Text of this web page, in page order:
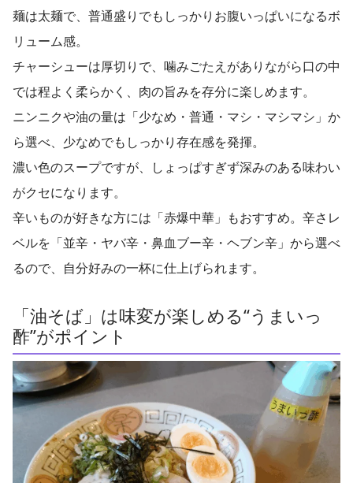
麺は太麺で、普通盛りでもしっかりお腹いっぱいになるボ
リューム感。
チャーシューは厚切りで、噛みごたえがありながら口の中
では程よく柔らかく、肉の旨みを存分に楽しめます。
ニンニクや油の量は「少なめ・普通・マシ・マシマシ」か
ら選べ、少なめでもしっかり存在感を発揮。
濃い色のスープですが、しょっぱすぎず深みのある味わい
がクセになります。
辛いものが好きな方には「赤爆中華」もおすすめ。辛さレ
ベルを「並辛・ヤバ辛・鼻血ブー辛・ヘブン辛」から選べ
るので、自分好みの一杯に仕上げられます。
「油そば」は味変が楽しめる“うまいっ
酢”がポイント